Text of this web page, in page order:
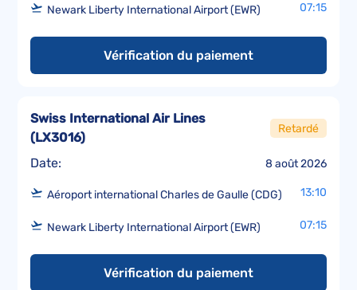
Newark Liberty International Airport (EWR) 07:15
Vérification du paiement
Date: 8 août 2026
Swiss International Air Lines
(LX3016)
Retardé
Aéroport international Charles de Gaulle (CDG) 13:10
Newark Liberty International Airport (EWR) 07:15
Vérification du paiement